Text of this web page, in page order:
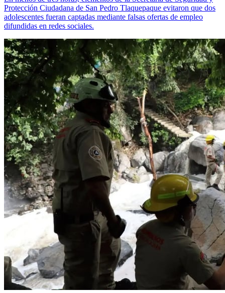
Protección Ciudadana de San Pedro Tlaquepaque evitaron que dos
adolescentes fueran captadas mediante falsas ofertas de empleo
difundidas en redes sociales.